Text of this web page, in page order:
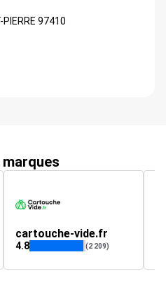
97410
cartouche-vide.fr
4.8 (2 209)